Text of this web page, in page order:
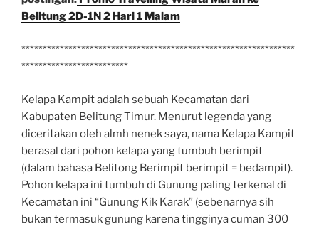
Belitung 2D-1N 2 Hari 1 Malam
****************************************************************
*************************
Kelapa Kampit adalah sebuah Kecamatan dari
Kabupaten Belitung Timur. Menurut legenda yang
diceritakan oleh almh nenek saya, nama Kelapa Kampit
berasal dari pohon kelapa yang tumbuh berimpit
(dalam bahasa Belitong Berimpit berimpit = bedampit).
Pohon kelapa ini tumbuh di Gunung paling terkenal di
Kecamatan ini “Gunung Kik Karak” (sebenarnya sih
bukan termasuk gunung karena tingginya cuman 300